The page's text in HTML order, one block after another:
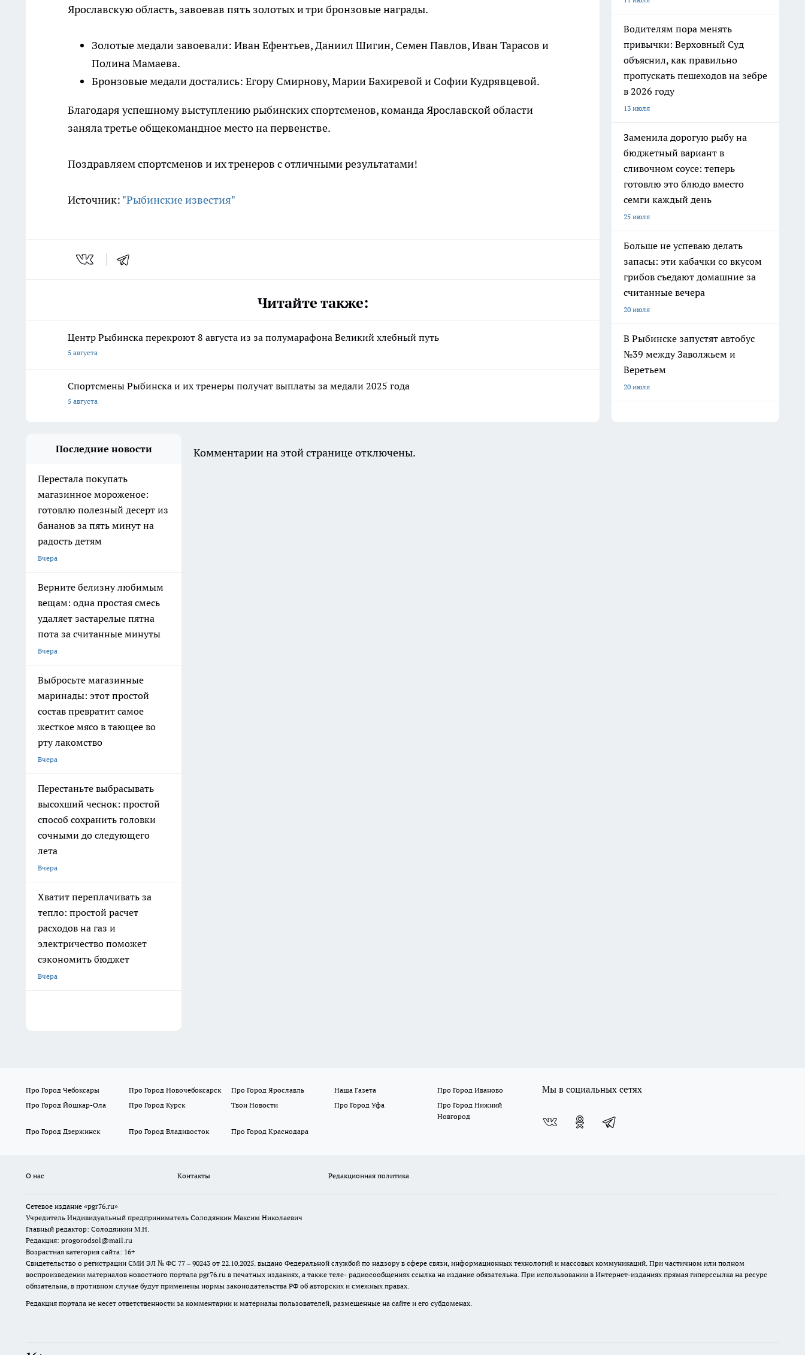
Ярославскую область, завоевав пять золотых и три бронзовые награды.
Золотые медали завоевали: Иван Ефентьев, Даниил Шигин, Семен Павлов, Иван Тарасов и
Полина Мамаева.
Бронзовые медали достались: Егору Смирнову, Марии Бахиревой и Софии Кудрявцевой.
Благодаря успешному выступлению рыбинских спортсменов, команда Ярославской области
заняла третье общекомандное место на первенстве.
Поздравляем спортсменов и их тренеров с отличными результатами!
Источник: "Рыбинские известия"
Читайте также:
Центр Рыбинска перекроют 8 августа из за полумарафона Великий хлебный путь
5 августа
Спортсмены Рыбинска и их тренеры получат выплаты за медали 2025 года
5 августа
Водителям пора менять
привычки: Верховный Суд
объяснил, как правильно
пропускать пешеходов на зебре
в 2026 году
13 июля
Заменила дорогую рыбу на
бюджетный вариант в
сливочном соусе: теперь
готовлю это блюдо вместо
семги каждый день
25 июля
Больше не успеваю делать
запасы: эти кабачки со вкусом
грибов съедают домашние за
считанные вечера
20 июля
В Рыбинске запустят автобус
№39 между Заволжьем и
Веретьем
20 июля
Последние новости
Перестала покупать
магазинное мороженое:
готовлю полезный десерт из
бананов за пять минут на
радость детям
Вчера
Верните белизну любимым
вещам: одна простая смесь
удаляет застарелые пятна
пота за считанные минуты
Вчера
Выбросьте магазинные
маринады: этот простой
состав превратит самое
жесткое мясо в тающее во
рту лакомство
Вчера
Перестаньте выбрасывать
высохший чеснок: простой
способ сохранить головки
сочными до следующего
лета
Вчера
Хватит переплачивать за
тепло: простой расчет
расходов на газ и
электричество поможет
сэкономить бюджет
Вчера
Комментарии на этой странице отключены.
Про Город Чебоксары Про Город Новочебоксарск Про Город Ярославль Наша Газета
Про Город Иваново
Про Город Йошкар-Ола
Про Город Курск Твои Новости Про Город Уфа
Про Город Нижний
Новгород
Про Город Дзержинск
Про Город Владивосток Про Город Краснодара
Мы в социальных сетях
О нас Контакты Редакционная политика
Сетевое издание «pgr76.ru»
Учредитель Индивидуальный предприниматель Солодянкин Максим Николаевич
Главный редактор: Солодянкин М.Н.
Редакция: progorodsol@mail.ru
Возрастная категория сайта: 16+
Свидетельство о регистрации СМИ ЭЛ № ФС 77 – 90243 от 22.10.2025. выдано Федеральной службой по надзору в сфере связи, информационных технологий и массовых коммуникаций. При частичном или полном
воспроизведении материалов новостного портала pgr76.ru в печатных изданиях, а также теле- радиосообщениях ссылка на издание обязательна. При использовании в Интернет-изданиях прямая гиперссылка на ресурс
обязательна, в противном случае будут применены нормы законодательства РФ об авторских и смежных правах.
Редакция портала не несет ответственности за комментарии и материалы пользователей, размещенные на сайте и его субдоменах.